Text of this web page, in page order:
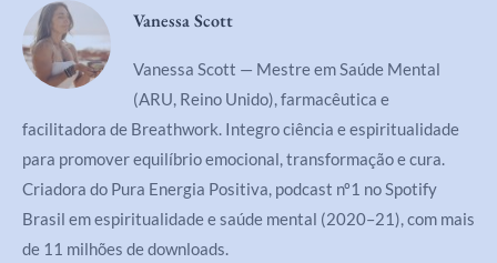
Vanessa Scott
Vanessa Scott — Mestre em Saúde Mental
(ARU, Reino Unido), farmacêutica e
facilitadora de Breathwork. Integro ciência e espiritualidade
para promover equilíbrio emocional, transformação e cura.
Criadora do Pura Energia Positiva, podcast nº1 no Spotify
Brasil em espiritualidade e saúde mental (2020–21), com mais
de 11 milhões de downloads.